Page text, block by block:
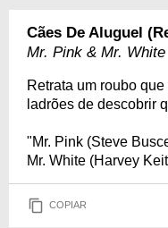
Cães De Aluguel
Mr. Pink & Mr. White
Retrata um roubo
ladrões de descobrir
"Mr. Pink (Steve
Mr. White (Harvey
COPIAR